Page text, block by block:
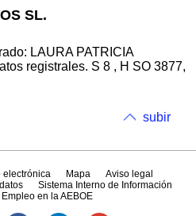
SL.
LAURA PATRICIA
registrales. S 8 , H SO 3877,
subir
electrónica Mapa
Aviso legal
Sistema Interno de Información
Empleo en la AEBOE